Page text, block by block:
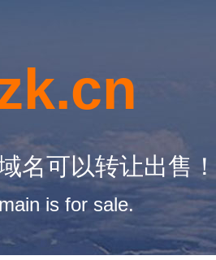
名可以转让出售！
is for sale.